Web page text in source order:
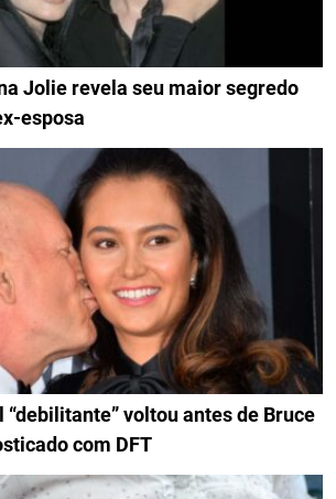
Jolie revela seu maior segredo
esposa
voltou antes de Bruce
com DFT